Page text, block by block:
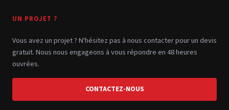
UN PROJET ?
Vous avez un projet ? N'hésitez pas à nous contacter pour un devis
gratuit. Nous nous engageons à vous répondre en 48 heures
ouvrées.
CONTACTEZ-NOUS